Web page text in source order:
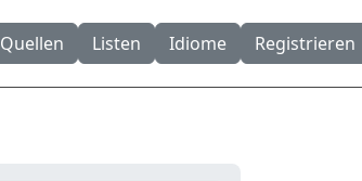
Quellen Listen Idiome Registrieren